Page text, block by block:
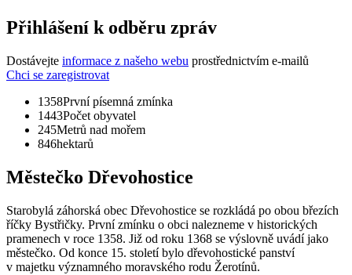
Přihlášení k odběru zpráv
Dostávejte informace z našeho webu prostřednictvím e-mailů
Chci se zaregistrovat
1358První písemná zmínka
1443Počet obyvatel
245Metrů nad mořem
846hektarů
Městečko Dřevohostice
Starobylá záhorská obec Dřevohostice se rozkládá po obou březích
říčky Bystřičky. První zmínku o obci nalezneme v historických
pramenech v roce 1358. Již od roku 1368 se výslovně uvádí jako
městečko. Od konce 15. století bylo dřevohostické panství
v majetku významného moravského rodu Žerotínů.